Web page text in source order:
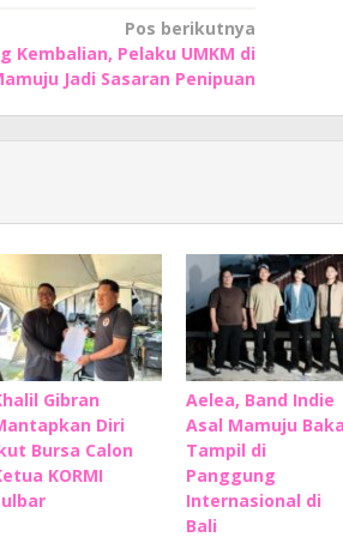
Pos berikutnya
Kembalian, Pelaku UMKM di
Jadi Sasaran Penipuan
Gibran
Diri
Bursa Calon
KORMI
Aelea, Band Indie
Asal Mamuju
Tampil di
Panggung
Internasional di
Bali